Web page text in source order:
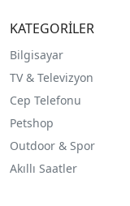
KATEGORİLER
Bilgisayar
TV & Televizyon
Cep Telefonu
Petshop
Outdoor & Spor
Akıllı Saatler